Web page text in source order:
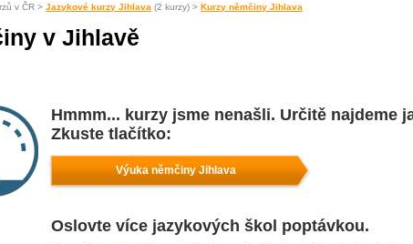
v ČR > Jazykové kurzy Jihlava (2 kurzy) > Kurzy němčiny Jihlava
v Jihlavě
Hmmm... kurzy jsme nenašli. Určitě najdeme
Zkuste tlačítko:
Výuka němčiny Jihlava
Oslovte více jazykových škol poptávkou.